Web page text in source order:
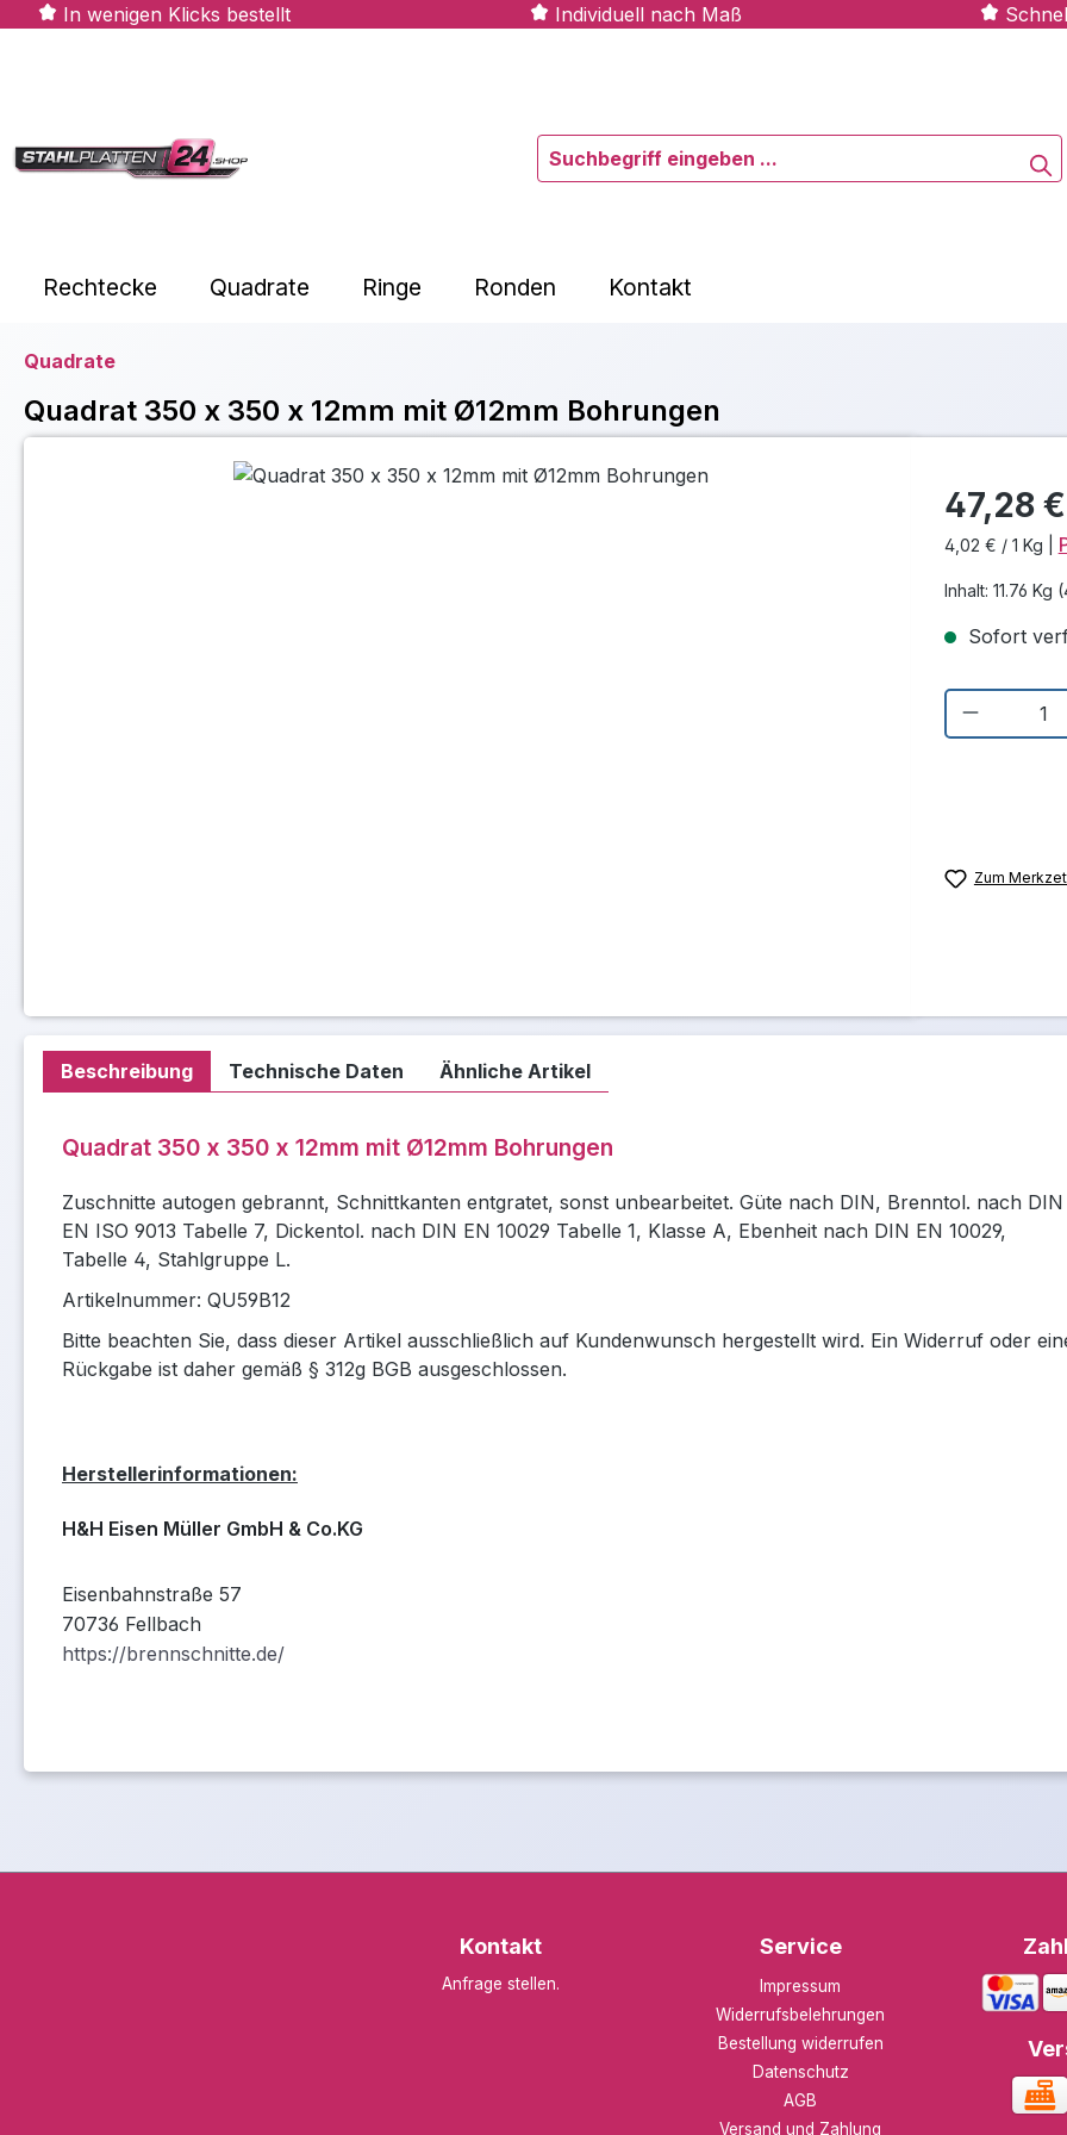
Hauptinhalt springen
Zur Suche springen
Zur Hauptnavigation springen
In wenigen Klicks bestellt Individuell nach Maß
Rechtecke Quadrate Ringe Ronden Kontakt
Quadrate
Quadrat 350 x 350 x 12mm mit Ø12mm Bohrungen
Bildergalerie überspringen
47,28
4,02 € / 1 Kg
Inhalt: 11.76 Kg
Sofort
Zum
Beschreibung Technische Daten Ähnliche Artikel
Quadrat 350 x 350 x 12mm mit Ø12mm Bohrungen
Zuschnitte autogen gebrannt, Schnittkanten entgratet, sonst unbearbeitet. Güte nach DIN, Brenntol. nach DIN
EN ISO 9013 Tabelle 7, Dickentol. nach DIN EN 10029 Tabelle 1, Klasse A, Ebenheit nach DIN EN 10029,
Tabelle 4, Stahlgruppe L.
Artikelnummer: QU59B12
Bitte beachten Sie, dass dieser Artikel ausschließlich auf Kundenwunsch hergestellt wird. Ein Widerruf oder
Rückgabe ist daher gemäß § 312g BGB ausgeschlossen.
Herstellerinformationen:
H&H Eisen Müller GmbH & Co.KG
Eisenbahnstraße 57
70736 Fellbach
https://brennschnitte.de/
Kontakt
Anfrage stellen.
Service
Impressum
Widerrufsbelehrungen
Bestellung widerrufen
Datenschutz
AGB
Versand und Zahlung